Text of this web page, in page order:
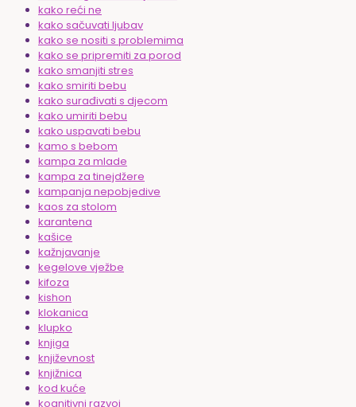
kako reći ne
kako sačuvati ljubav
kako se nositi s problemima
kako se pripremiti za porod
kako smanjiti stres
kako smiriti bebu
kako surađivati s djecom
kako umiriti bebu
kako uspavati bebu
kamo s bebom
kampa za mlade
kampa za tinejdžere
kampanja nepobjedive
kaos za stolom
karantena
kašice
kažnjavanje
kegelove vježbe
kifoza
kishon
klokanica
klupko
knjiga
književnost
knjižnica
kod kuće
kognitivni razvoj